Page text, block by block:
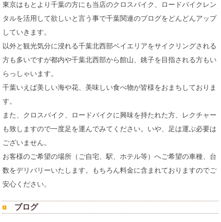
東京はもとより千葉の方にも当店のクロスバイク、ロードバイクレン
タルを活用して欲しいと言う事で千葉関連のブログをどんどんアップ
していきます。
以外と観光気分に浸れる千葉北西部ベイエリアをサイクリングされる
方も多いですが都内や千葉北西部から館山、銚子を目指される方もい
らっしゃいます。
千葉いえば美しい海や花、美味しい食べ物が皆様をおまちしておりま
す。
また、クロスバイク、ロードバイクに興味を持たれた方、レクチャー
も致しますので一度足を運んでみてください。いや、足は運ぶ必要は
ございません。
お客様のご希望の場所（ご自宅、駅、ホテル等）へご希望の車種、台
数をデリバリーいたします。もちろん料金に含まれておりますのでご
安心ください。
ブログ